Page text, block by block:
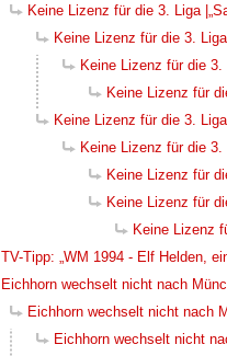
Keine Lizenz für die 3. Liga
Keine Lizenz für die 3.
Keine Lizenz für die 3.
Keine Lizenz für
Keine Lizenz für die 3.
Keine Lizenz für die 3.
Keine Lizenz für
Keine Lizenz für
Keine Lizenz
TV-Tipp: „WM 1994 - Elf Helden,
Eichhorn wechselt nicht nach
Eichhorn wechselt nicht nach
Eichhorn wechselt nicht